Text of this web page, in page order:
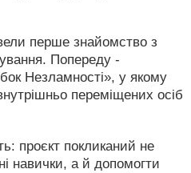
перше знайомство з
Попереду -
Незламності», у якому
переміщених осіб
проєкт покликаний не
навички, а й допомогти